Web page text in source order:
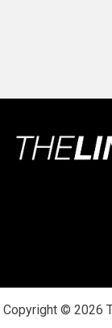
Copyright © 2026